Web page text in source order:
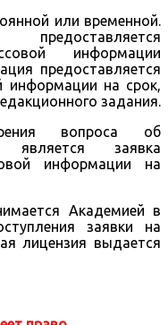
или временной.
предоставляется
информации
предоставляется
информации на срок,
задания.
вопроса об
является заявка
информации на
Академией в
заявки на
лицензия выдается